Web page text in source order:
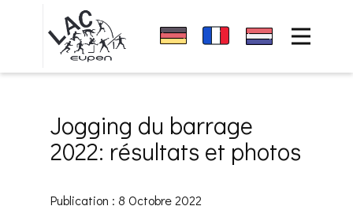
Accueil
News
club
Jogging du barrage
2022: résultats et photos
Publication : 8 Octobre 2022